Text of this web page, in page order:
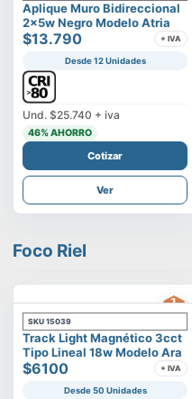
Aplique Muro Bidireccional
2x5w Negro Modelo Atria
$13.790 + IVA
Desde 12 Unidades
Und. $25.740 + iva
46% AHORRO
Cotizar
Ver
Foco Riel
SKU 15039
Track Light Magnético 3cct
Tipo Lineal 18w Modelo Ara
$6100 + IVA
Desde 50 Unidades